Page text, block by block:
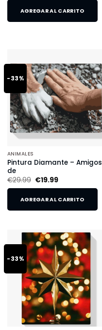
AGREGAR AL CARRITO
-33%
ANIMALES
Pintura Diamante – Amigos
de
€29.99 €19.99
AGREGAR AL CARRITO
-33%